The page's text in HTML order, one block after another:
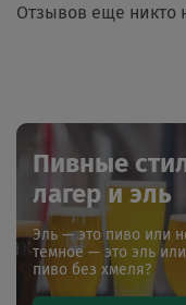
Отзывов еще никто
Пивные
лагер и эль
Эль — это пиво или
темное — это эль
пиво без хмеля?